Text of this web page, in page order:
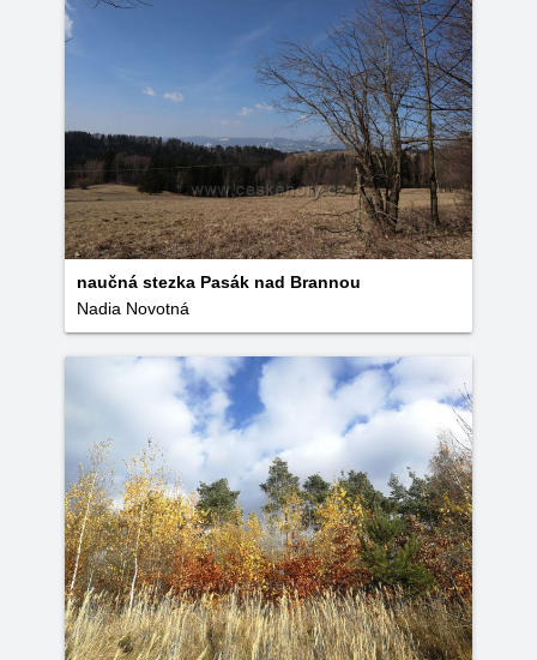
naučná stezka Pasák nad Brannou
Nadia Novotná